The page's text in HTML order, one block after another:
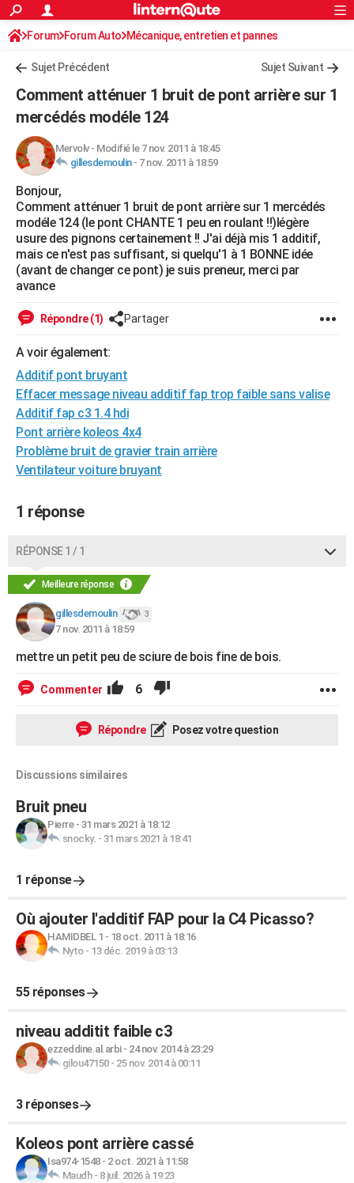
ACTUALITÉS
Politique
Société
Faits Divers
Education
Monde
Villes
+
Programme TV
Streaming
Sorties cinéma
FINANCE
Retraite
Impôts
Epargne
Immobilier
Risques naturels par ville
Banque
Assurance
Crédit
AUTO
Essais
Réserver un essai
Citadines
Berlines
SUV
Forum auto
HIGH-TECH
Mobiles
Meilleur smartphone
Internet
Ordinateurs
Jeux vidéo
Guide high-tech
+BRICOLAGE
Forum
Aménagement intérieur
Extérieur
Cuisine
Salle de bains
Jardinage
Rangement
WEEK-END
Guides de France
Escapades
Patrimoine
Expositions
Musées
Week-end nature
+LIFESTYLE
SANTE
Destinations
City break
Voyage nature
Voyage de noces
Forum
Climat
PHOTO
GUIDES D'ACHAT
BONS PLANS
CARTE DE VOEUX
S'inscrire
Se connecter
Lycées
Collèges
Primaires
Universités
Entreprises
Service militaire
Avis de recherche
AVIS DE DÉCÈS
FORUM
Bricolage
Lifestyle
Culture
Sport
Auto
Television
Voyage
Cinema
Rechercher
S'inscrire
Connexion
Forum Forum Auto Mécanique, entretien et pannes
Sujet Précédent Sujet Suivant
Comment atténuer 1 bruit de pont arrière sur 1
mercédés modéle 124
Mervolv- Modifié le 7 nov. 2011 à 18:45
gillesdemoulin- 7 nov. 2011 à 18:59
Bonjour,
Comment atténuer 1 bruit de pont arrière sur 1 mercédés
modéle 124 (le pont CHANTE 1 peu en roulant !!)légère
usure des pignons certainement !! J'ai déjà mis 1 additif,
mais ce n'est pas suffisant, si quelqu'1 à 1 BONNE idée
(avant de changer ce pont) je suis preneur, merci par
avance
Répondre (1) Partager
A voir également:
Additif pont bruyant
Effacer message niveau additif fap trop faible sans valise
Additif fap c3 1.4 hdi
Pont arrière koleos 4x4
Problème bruit de gravier train arrière
Ventilateur voiture bruyant
1 réponse
RÉPONSE 1 / 1
Meilleure réponse
gillesdemoulin 3
7 nov. 2011 à 18:59
mettre un petit peu de sciure de bois fine de bois.
Commenter 6
Répondre Posez votre question
Discussions similaires
Bruit pneu
Pierre- 31 mars 2021 à 18:12
snocky. - 31 mars 2021 à 18:41
1 réponse
Où ajouter l'additif FAP pour la C4 Picasso?
HAMIDBEL 1 - 18 oct. 2011 à 18:16
Nyto- 13 déc. 2019 à 03:13
55 réponses
niveau additit faible c3
ezzeddine.al.arbi- 24 nov. 2014 à 23:29
gilou47150- 25 nov. 2014 à 00:11
3 réponses
Koleos pont arrière cassé
Isa974-1548- 2 oct. 2021 à 11:58
Maudh- 8 juil. 2026 à 19:23